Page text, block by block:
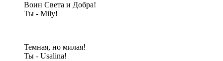
Воин Света и Добра!
Ты - Mily!
Темная, но милая!
Ты - Usalina!